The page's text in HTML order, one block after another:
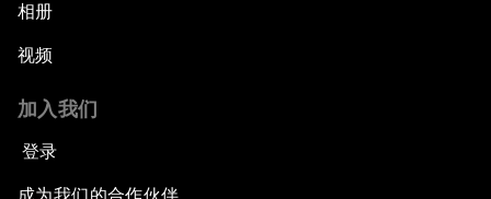
相册
视频
加入我们
登录